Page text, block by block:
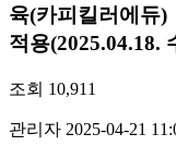
육(카피킬러에듀
적용(2025.04.18.
조회 10,911
관리자 2025-04-21